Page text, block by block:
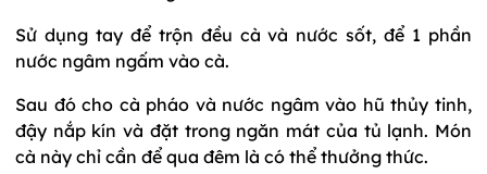
Sử dụng tay để trộn đều cà và nước sốt, để 1 phần
nước ngâm ngấm vào cà.
Sau đó cho cà pháo và nước ngâm vào hũ thủy tinh,
đậy nắp kín và đặt trong ngăn mát của tủ lạnh. Món
cà này chỉ cần để qua đêm là có thể thưởng thức.